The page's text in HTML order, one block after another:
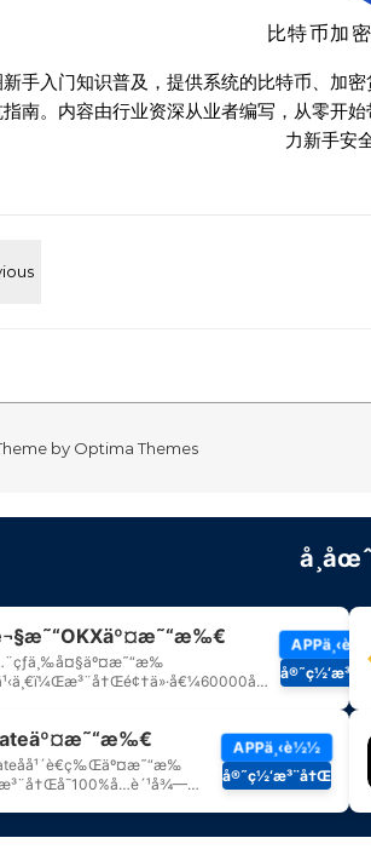
比特币加
手入门知识普及，提供系统的比特币、加
指南。内容由行业资深从业者编写，从零开
力新手安
by Optima Themes